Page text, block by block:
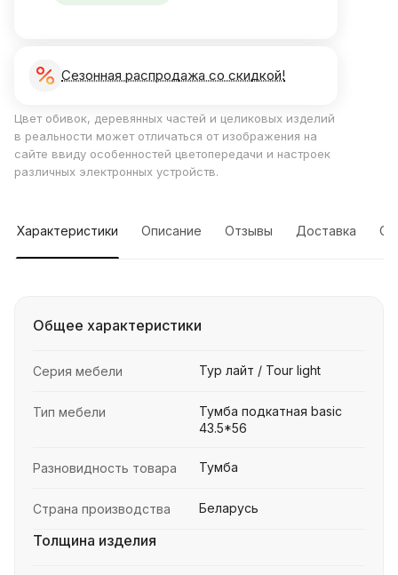
Сезонная распродажа со скидкой!
Цвет обивок, деревянных частей и целиковых изделий
в реальности может отличаться от изображения на
сайте ввиду особенностей цветопередачи и настроек
различных электронных устройств.
Характеристики Описание Отзывы Доставка
Общее характеристики
Серия мебели Тур лайт / Tour light
Тип мебели
Тумба подкатная basic
43.5*56
Разновидность товара Тумба
Страна производства Беларусь
Толщина изделия